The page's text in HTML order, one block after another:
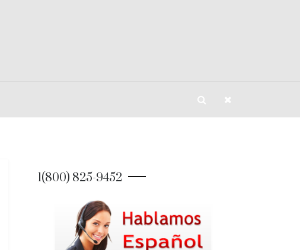
1(800) 825-9452